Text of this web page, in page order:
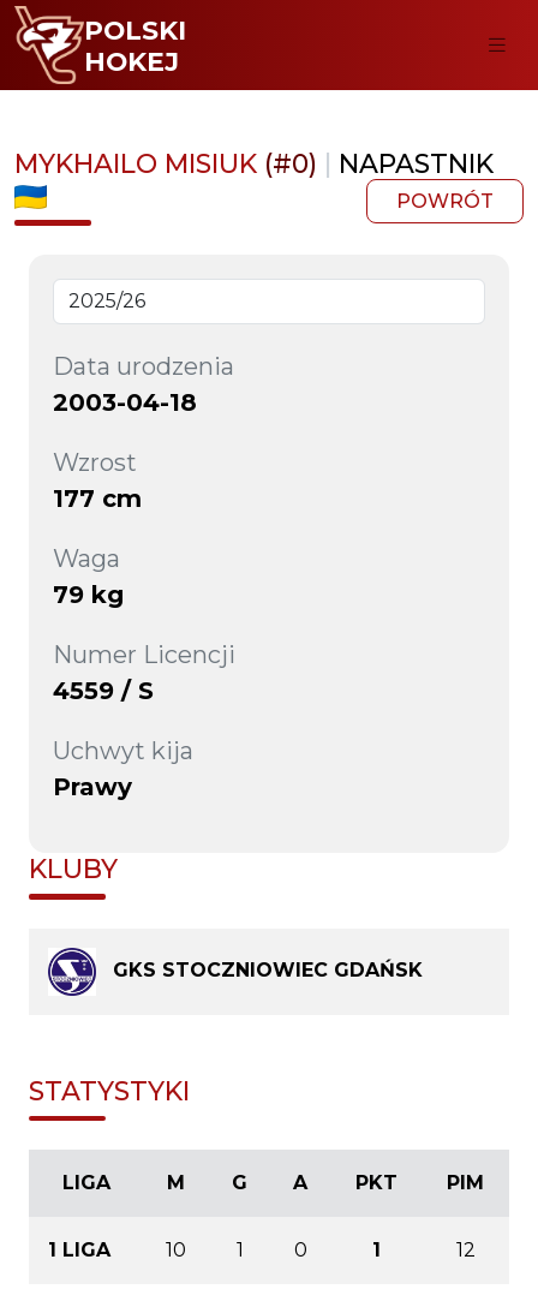
POLSKI
HOKEJ
MYKHAILO MISIUK (#0) | NAPASTNIK
POWRÓT
Data urodzenia
2003-04-18
Wzrost
177 cm
Waga
79 kg
Numer Licencji
4559 / S
Uchwyt kija
Prawy
KLUBY
GKS STOCZNIOWIEC GDAŃSK
STATYSTYKI
LIGA M G A PKT PIM
1 LIGA 10 1 0 1 12